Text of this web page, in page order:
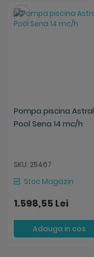
Pompa piscina Astral
Pool Sena 14 mc/h
SKU: 25467
Stoc Magazin
1.598,55 Lei
Adauga in cos
Salveaza